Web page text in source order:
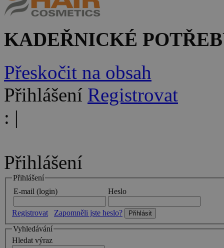
KADEŘNICKÉ
Přeskočit na obsah
Přihlášení Registrovat
: |
Přihlášení
Přihlášení
E-mail (login)
Heslo
Registrovat
Zapomněli jste heslo?
Vyhledávání
Hledat výraz